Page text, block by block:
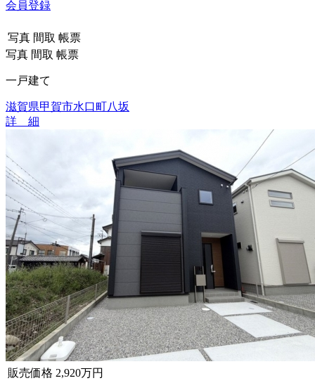
会員登録
写真 間取 帳票
写真 間取 帳票
一戸建て
滋賀県甲賀市水口町八坂
詳 細
販売価格 2,920万円